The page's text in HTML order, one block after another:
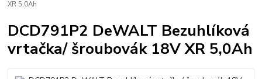
XR 5,0Ah
DCD791P2 DeWALT Bezuhlíková
vrtačka/ šroubovák 18V XR 5,0Ah